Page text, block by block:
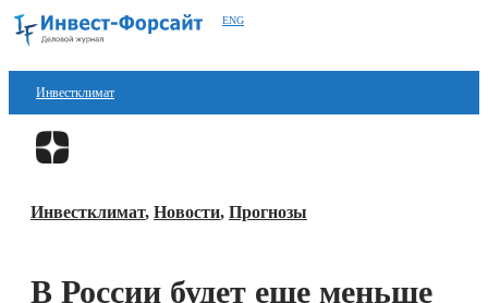
ENG
Инвестклимат
Финансы
Блокчейн
Инвестклимат, Новости, Прогнозы
В России будет еще меньше